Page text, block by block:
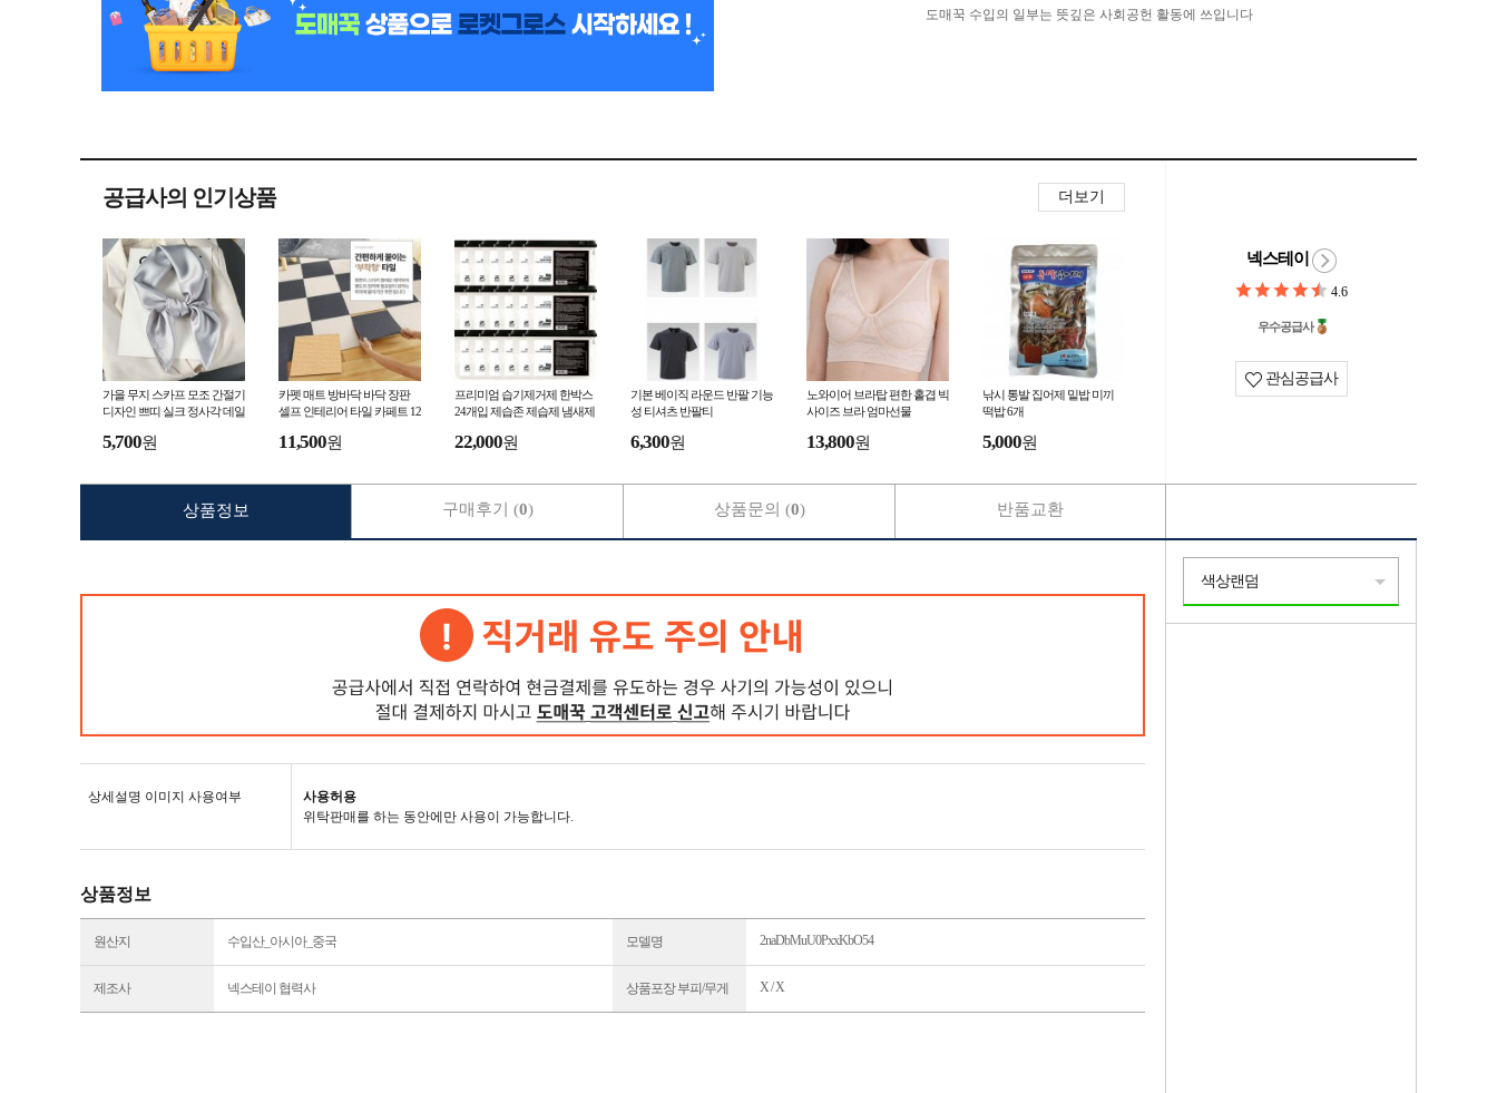
도매꾹 수입의 일부는 뜻깊은 사회공헌 활동에 쓰입니다
공급사의 인기상품 더보기
가을 무지 스카프 모조 간절기
디자인 쁘띠 실크 정사각 데일
5,700원
카펫 매트 방바닥 바닥 장판
셀프 인테리어 타일 카페트 12
11,500원
프리미엄 습기제거제 한박스
24개입 제습존 제습제 냄새제
곰팡이방지
22,000원
기본 베이직 라운드 반팔 기능
성 티셔츠 반팔티
6,300원
노와이어 브라탑 편한 홑겹 빅
사이즈 브라 엄마선물
13,800원
낚시 통발 집어제 밑밥 미끼
떡밥 6개
5,000원
넥스테이
4.6
우수공급사
관심공급사
상세설명 이미지 사용여부
사용허용
위탁판매를 하는 동안에만 사용이 가능합니다.
상품정보
원산지 수입산_아시아_중국 모델명 2naDbMuU0PxxKbO54
제조사 넥스테이 협력사 상품포장 부피/무게 X / X
상품정보 구매후기 (0) 상품문의 (0) 반품교환
색상랜덤